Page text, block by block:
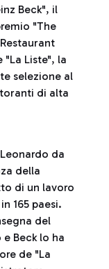
Beck", il
"The
"La Liste", la
selezione al
di alta
da
della
di un lavoro
165 paesi.
del
Beck lo ha
de "La